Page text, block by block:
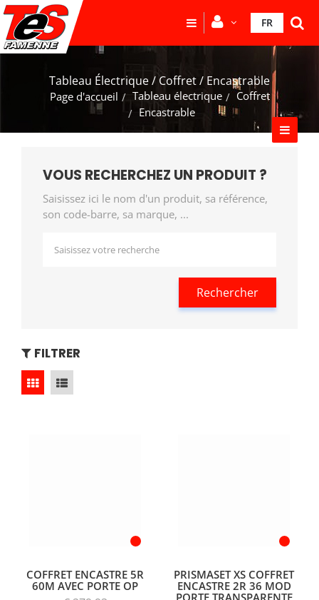
FR
Tableau Électrique / Coffret / Encastrable
Page d'accueil Tableau électrique
Coffret
Encastrable
VOUS RECHERCHEZ UN PRODUIT ?
Saisissez ici le nom d'un produit, sa référence,
son code-barre, sa marque, ...
Rechercher
FILTRER
COFFRET ENCASTRE 5R
60M AVEC PORTE OP
PRISMASET XS COFFRET
ENCASTRE 2R 36 MOD
PORTE TRANSPARENTE